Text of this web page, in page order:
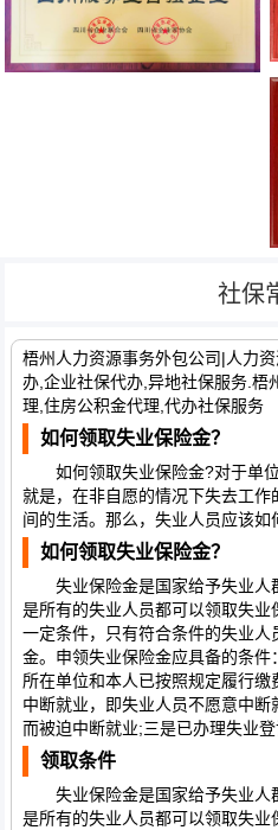
社保
梧州人力资源事务外包公司|人力
办,企业社保代办,异地社保服务.梧
理,住房公积金代理,代办社保服务
如何领取失业保险金？
如何领取失业保险金?对于单位
就是，在非自愿的情况下失去工
间的生活。那么，失业人员应该如
如何领取失业保险金？
失业保险金是国家给予失业人
是所有的失业人员都可以领取失
一定条件，只有符合条件的失业
金。申领失业保险金应具备的条件
所在单位和本人已按照规定履行
中断就业，即失业人员不愿意中
而被迫中断就业;三是已办理失业登
领取条件
失业保险金是国家给予失业人
是所有的失业人员都可以领取失